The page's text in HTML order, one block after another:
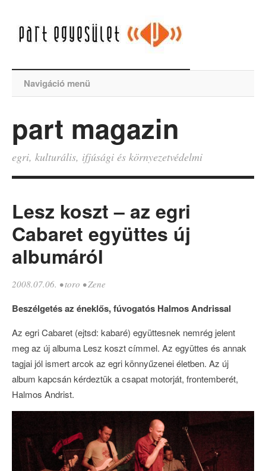
Navigáció menü
part magazin
egri, kulturális, ifjúsági és környezetvédelmi
Lesz koszt – az egri
Cabaret együttes új
albumáról
2008.07.06. •toro •Zene
Beszélgetés az éneklős, fúvogatós Halmos Andrissal
Az egri Cabaret (ejtsd: kabaré) együttesnek nemrég jelent
meg az új albuma Lesz koszt címmel. Az együttes és annak
tagjai jól ismert arcok az egri könnyűzenei életben. Az új
album kapcsán kérdeztük a csapat motorját, frontemberét,
Halmos Andrist.